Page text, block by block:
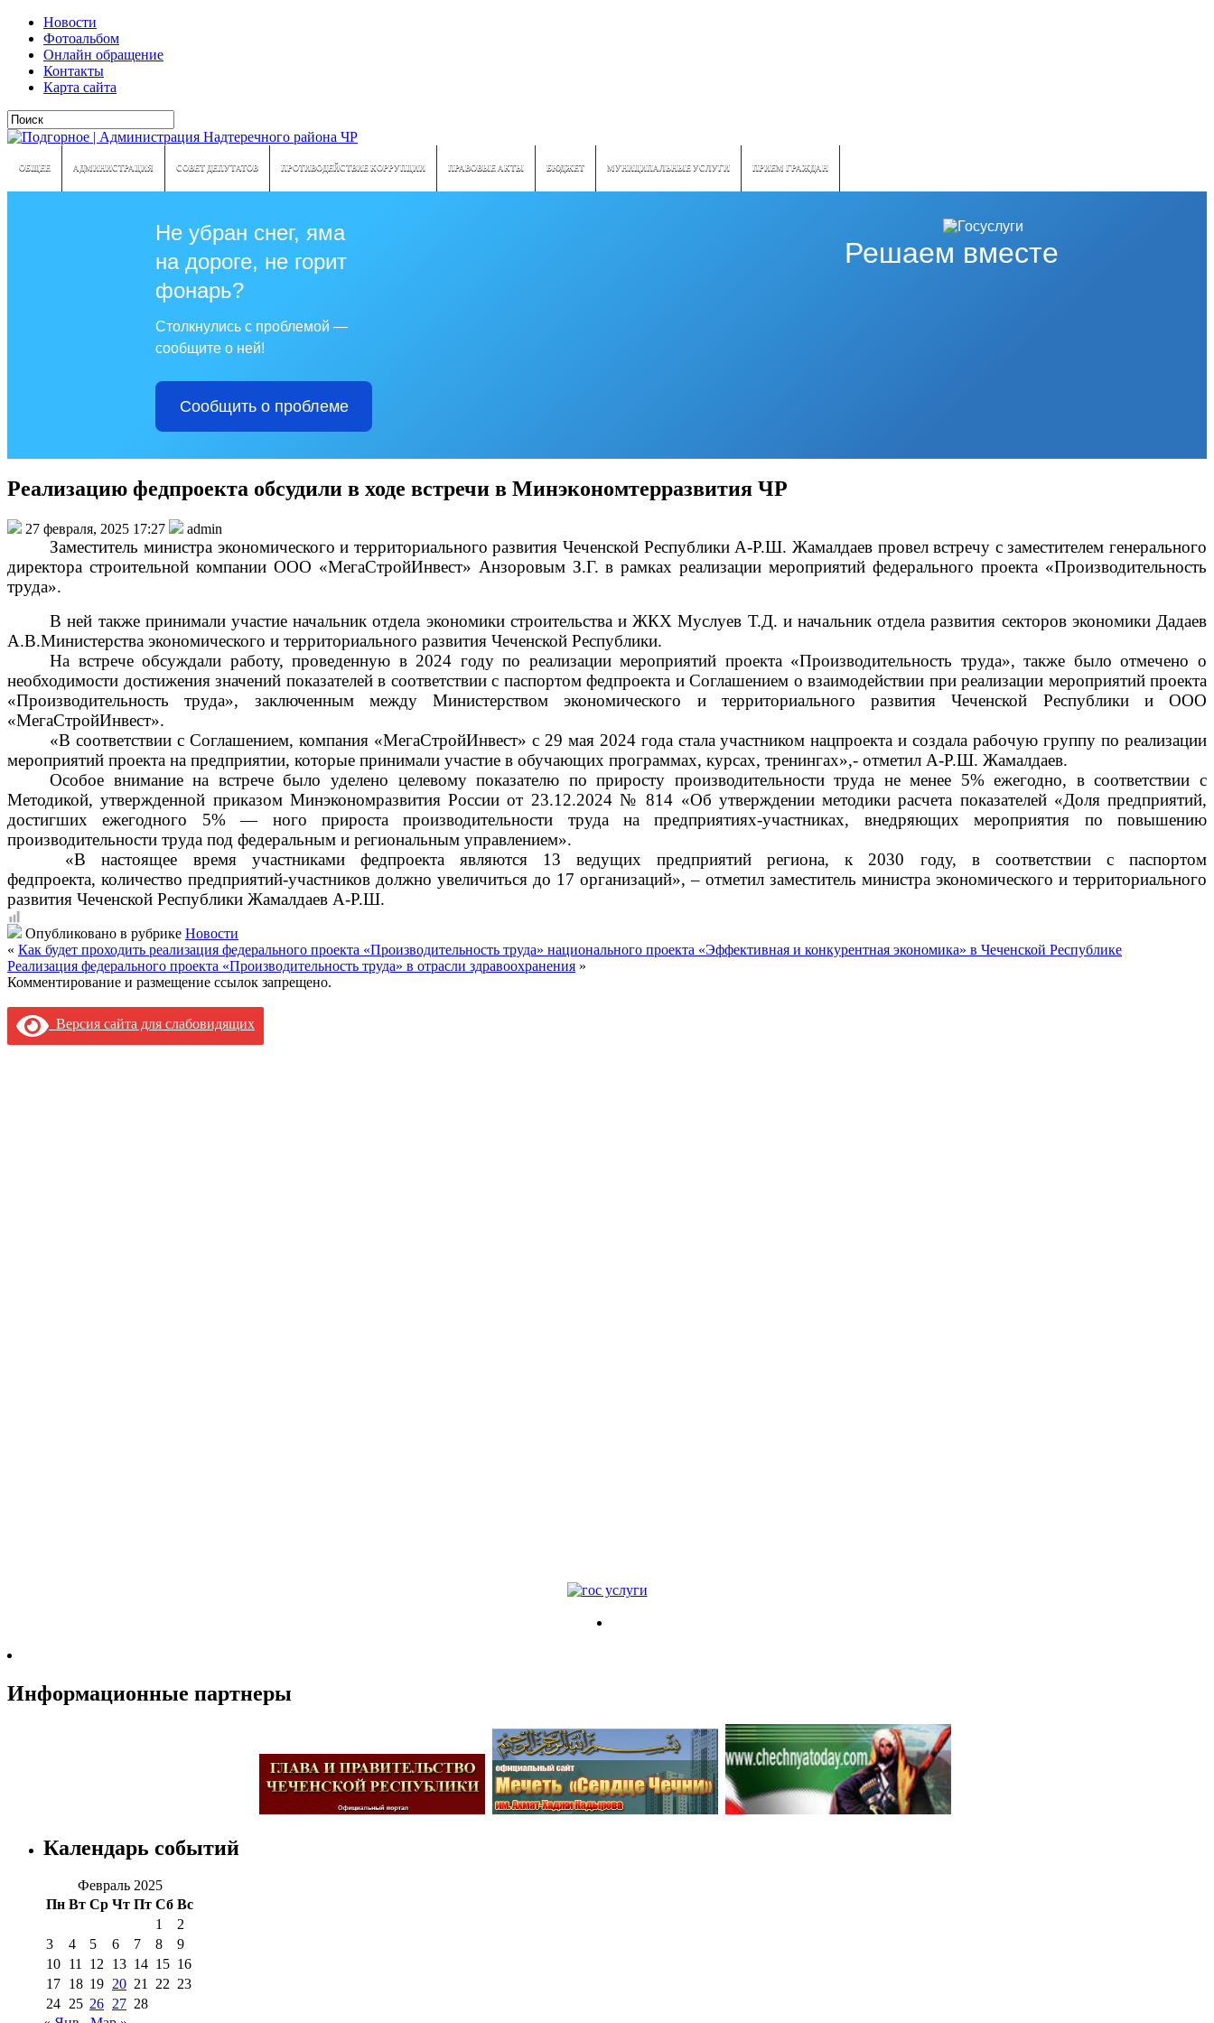
Новости
Фотоальбом
Онлайн обращение
Контакты
Карта сайта
ОБЩЕЕ АДМИНИСТРАЦИЯ СОВЕТ ДЕПУТАТОВ ПРОТИВОДЕЙСТВИЕ КОРРУПЦИИ ПРАВОВЫЕ АКТЫ БЮДЖЕТ МУНИЦИПАЛЬНЫЕ УСЛУГИ ПРИЕМ ГРАЖДАН
Решаем вместе
Не убран снег, яма
на дороге, не горит
фонарь?
Столкнулись с проблемой —
сообщите о ней!
Сообщить о проблеме
Реализацию федпроекта обсудили в ходе встречи в Минэкономтерразвития ЧР
27 февраля, 2025 17:27 admin
Заместитель министра экономического и территориального развития Чеченской Республики А-Р.Ш. Жамалдаев провел встречу с заместителем генерального
директора строительной компании ООО «МегаСтройИнвест» Анзоровым З.Г. в рамках реализации мероприятий федерального проекта «Производительность
труда».
В ней также принимали участие начальник отдела экономики строительства и ЖКХ Муслуев Т.Д. и начальник отдела развития секторов экономики Дадаев
А.В.Министерства экономического и территориального развития Чеченской Республики.
На встрече обсуждали работу, проведенную в 2024 году по реализации мероприятий проекта «Производительность труда», также было отмечено о
необходимости достижения значений показателей в соответствии с паспортом федпроекта и Соглашением о взаимодействии при реализации мероприятий проекта
«Производительность труда», заключенным между Министерством экономического и территориального развития Чеченской Республики и ООО
«МегаСтройИнвест».
«В соответствии с Соглашением, компания «МегаСтройИнвест» с 29 мая 2024 года стала участником нацпроекта и создала рабочую группу по реализации
мероприятий проекта на предприятии, которые принимали участие в обучающих программах, курсах, тренингах»,- отметил А-Р.Ш. Жамалдаев.
Особое внимание на встрече было уделено целевому показателю по приросту производительности труда не менее 5% ежегодно, в соответствии с
Методикой, утвержденной приказом Минэкономразвития России от 23.12.2024 № 814 «Об утверждении методики расчета показателей «Доля предприятий,
достигших ежегодного 5% — ного прироста производительности труда на предприятиях-участниках, внедряющих мероприятия по повышению
производительности труда под федеральным и региональным управлением».
«В настоящее время участниками федпроекта являются 13 ведущих предприятий региона, к 2030 году, в соответствии с паспортом
федпроекта, количество предприятий-участников должно увеличиться до 17 организаций», – отметил заместитель министра экономического и территориального
развития Чеченской Республики Жамалдаев А-Р.Ш.
Опубликовано в рубрике Новости
« Как будет проходить реализация федерального проекта «Производительность труда» национального проекта «Эффективная и конкурентная экономика» в Чеченской Республике
Реализация федерального проекта «Производительность труда» в отрасли здравоохранения »
Комментирование и размещение ссылок запрещено.
Версия сайта для слабовидящих
Информационные партнеры
Календарь событий
Февраль 2025
Пн Вт Ср Чт Пт Сб Вс
1
2
3
4 5 6 7 8
9
10 11 12 13 14 15 16
17 18 19 20 21 22 23
24 25 26 27 28